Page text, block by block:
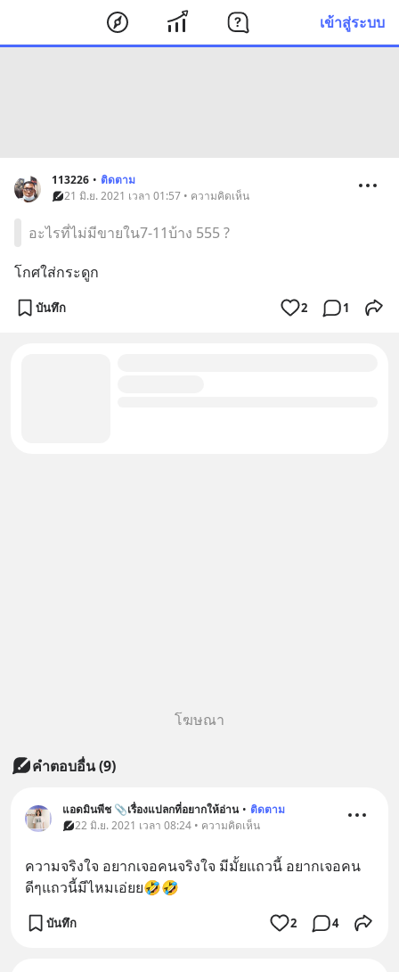
เข้าสู่ระบบ
113226 • ติดตาม
21 มิ.ย. 2021 เวลา 01:57 • ความคิดเห็น
อะไรที่ไม่มีขายใน7-11บ้าง 555 ?
โกศใส่กระดูก
บันทึก 2 1
โฆษณา
คำตอบอื่น(9)
แอดมินพีช 📎เรื่องแปลกที่อยากให้อ่าน • ติดตาม
22 มิ.ย. 2021 เวลา 08:24 • ความคิดเห็น
ความจริงใจ อยากเจอคนจริงใจ มีมั้ยแถวนี้ อยากเจอคน
ดีๆแถวนี้มีไหมเอ่ยย🤣🤣
บันทึก 2 4